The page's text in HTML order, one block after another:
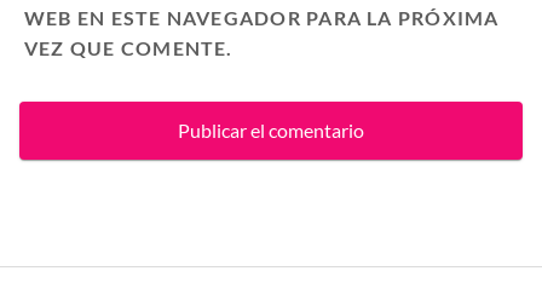
WEB EN ESTE NAVEGADOR PARA LA PRÓXIMA
VEZ QUE COMENTE.